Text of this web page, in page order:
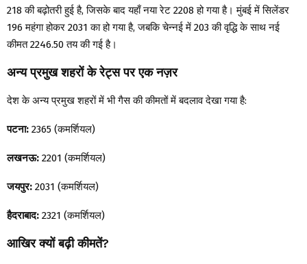
₹218 की बढ़ोतरी हुई है, जिसके बाद यहाँ नया रेट ₹2208 हो गया है। मुंबई में सिलेंडर
₹196 महंगा होकर ₹2031 का हो गया है, जबकि चेन्नई में ₹203 की वृद्धि के साथ नई
कीमत ₹2246.50 तय की गई है।
अन्य प्रमुख शहरों के रेट्स पर एक नज़र
देश के अन्य प्रमुख शहरों में भी गैस की कीमतों में बदलाव देखा गया है:
पटना: ₹2365 (कमर्शियल)
लखनऊ: ₹2201 (कमर्शियल)
जयपुर: ₹2031 (कमर्शियल)
हैदराबाद: ₹2321 (कमर्शियल)
आखिर क्यों बढ़ी कीमतें?